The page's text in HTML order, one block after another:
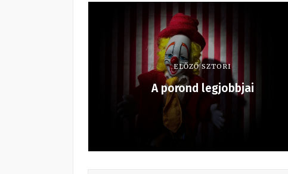
ELŐZŐ SZTORI
A porond legjobbjai